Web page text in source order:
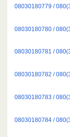
08030180779 /
08030180780 /
08030180781 /
08030180782 /
08030180783 /
08030180784 /